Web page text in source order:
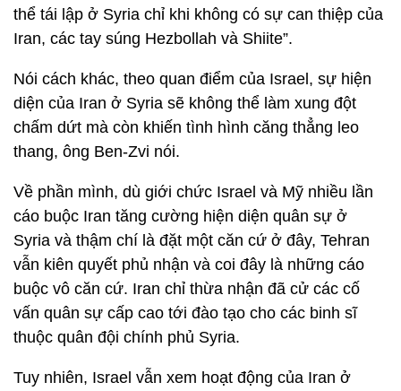
thể tái lập ở Syria chỉ khi không có sự can thiệp của
Iran, các tay súng Hezbollah và Shiite”.
Nói cách khác, theo quan điểm của Israel, sự hiện
diện của Iran ở Syria sẽ không thể làm xung đột
chấm dứt mà còn khiến tình hình căng thẳng leo
thang, ông Ben-Zvi nói.
Về phần mình, dù giới chức Israel và Mỹ nhiều lần
cáo buộc Iran tăng cường hiện diện quân sự ở
Syria và thậm chí là đặt một căn cứ ở đây, Tehran
vẫn kiên quyết phủ nhận và coi đây là những cáo
buộc vô căn cứ. Iran chỉ thừa nhận đã cử các cố
vấn quân sự cấp cao tới đào tạo cho các binh sĩ
thuộc quân đội chính phủ Syria.
Tuy nhiên, Israel vẫn xem hoạt động của Iran ở